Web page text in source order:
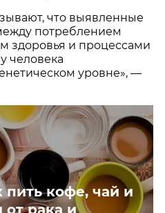
что выявленные
потреблением
здоровья и процессами
человека
уровне», —
пить кофе, чай и